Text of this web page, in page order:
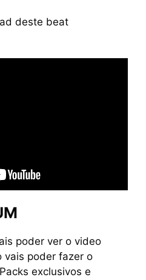
deste beat
poder ver o video
vais poder fazer o
exclusivos e